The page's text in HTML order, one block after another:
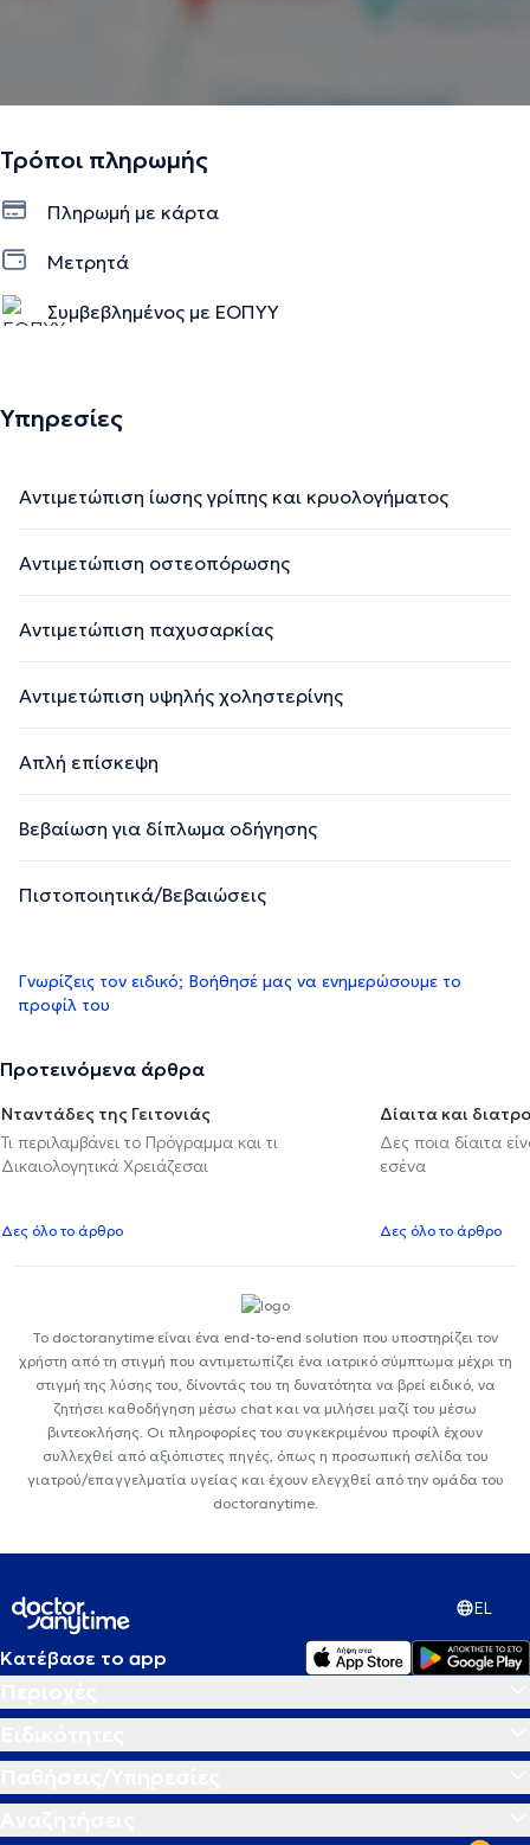
Τρόποι πληρωμής
Πληρωμή με κάρτα
Μετρητά
Συμβεβλημένος με ΕΟΠΥΥ
Υπηρεσίες
Αντιμετώπιση ίωσης γρίπης και κρυολογήματος
Αντιμετώπιση οστεοπόρωσης
Αντιμετώπιση παχυσαρκίας
Αντιμετώπιση υψηλής χοληστερίνης
Απλή επίσκεψη
Βεβαίωση για δίπλωμα οδήγησης
Πιστοποιητικά/Βεβαιώσεις
Γνωρίζεις τον ειδικό; Βοήθησέ μας να ενημερώσουμε το
προφίλ του
Προτεινόμενα άρθρα
Νταντάδες της Γειτονιάς
Τι περιλαμβάνει το Πρόγραμμα και τι
Δικαιολογητικά Χρειάζεσαι
Δες όλο το άρθρο
Δίαιτα και
Δες ποια δίαιτα
εσένα
Δες όλο το άρθρο
Το doctoranytime είναι ένα end-to-end solution που υποστηρίζει τον
χρήστη από τη στιγμή που αντιμετωπίζει ένα ιατρικό σύμπτωμα μέχρι τη
στιγμή της λύσης του, δίνοντάς του τη δυνατότητα να βρεί ειδικό, να
ζητήσει καθοδήγηση μέσω chat και να μιλήσει μαζί του μέσω
βιντεοκλήσης. Οι πληροφορίες του συγκεκριμένου προφίλ έχουν
συλλεχθεί από αξιόπιστες πηγές, όπως η προσωπική σελίδα του
γιατρού/επαγγελματία υγείας και έχουν ελεγχθεί από την ομάδα του
doctoranytime.
EL
Κατέβασε το app